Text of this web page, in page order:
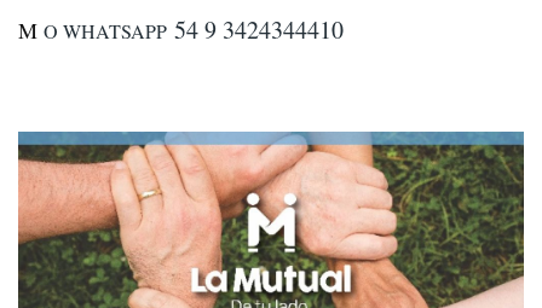
M O WHATSAPP 54 9 3424344410